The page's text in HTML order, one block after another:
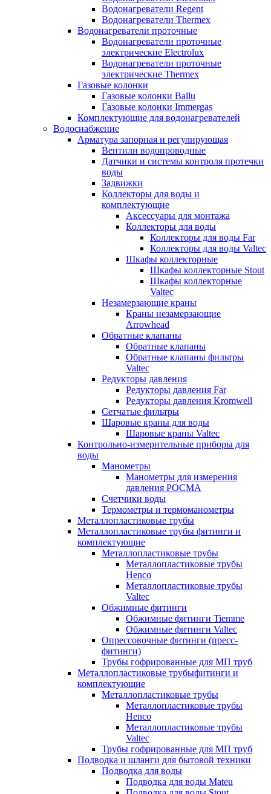
Водонагреватели Regent
Водонагреватели Thermex
Водонагреватели проточные
Водонагреватели проточные
электрические Electrolux
Водонагреватели проточные
электрические Thermex
Газовые колонки
Газовые колонки Ballu
Газовые колонки Immergas
Комплектующие для водонагревателей
Водоснабжение
Арматура запорная и регулирующая
Вентили водопроводные
Датчики и системы контроля протечки
воды
Задвижки
Коллекторы для воды и
комплектующие
Аксессуары для монтажа
Коллекторы для воды
Коллекторы для воды Far
Коллекторы для воды Valtec
Шкафы коллекторные
Шкафы коллекторные Stout
Шкафы коллекторные
Valtec
Незамерзающие краны
Краны незамерзающие
Arrowhead
Обратные клапаны
Обратные клапаны
Обратные клапаны фильтры
Valtec
Редукторы давления
Редукторы давления Far
Редукторы давления Kromwell
Сетчатые фильтры
Шаровые краны для воды
Шаровые краны Valtec
Контрольно-измерительные приборы для
воды
Манометры
Манометры для измерения
давления РОСМА
Счетчики воды
Термометры и термоманометры
Металлопластиковые трубы
Металлопластиковые трубы фитинги и
комплектующие
Металлопластиковые трубы
Металлопластиковые трубы
Henco
Металлопластиковые трубы
Valtec
Обжимные фитинги
Обжимные фитинги Tiemme
Обжимные фитинги Valtec
Опрессовочные фитинги (пресс-
фитинги)
Трубы гофрированные для МП труб
Металлопластиковые трубыфитинги и
комплектующие
Металлопластиковые трубы
Металлопластиковые трубы
Henco
Металлопластиковые трубы
Valtec
Трубы гофрированные для МП труб
Подводка и шланги для бытовой техники
Подводка для воды
Подводка для воды Mateu